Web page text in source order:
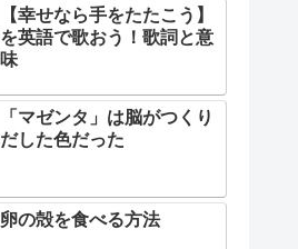
【幸せなら手をたたこう】
を英語で歌おう！歌詞と意
味
「マゼンタ」は脳がつくり
だした色だった
卵の殻を食べる方法